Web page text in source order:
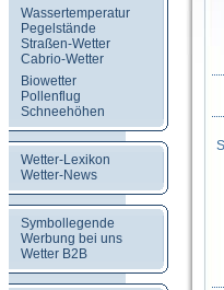
Wassertemperatur
Pegelstände
Straßen-Wetter
Cabrio-Wetter
Biowetter
Pollenflug
Schneehöhen
Wetter-Lexikon
Wetter-News
Symbollegende
Werbung bei uns
Wetter B2B